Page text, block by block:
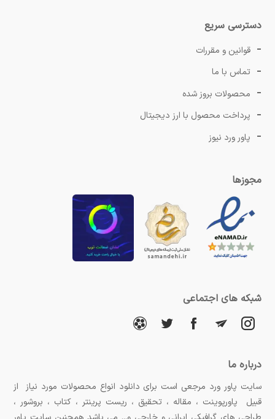
دسترسی سریع
قوانین و مقررات
تماس با ما
محصولات بروز شده
پرداخت محصول با ارز دیجیتال
پاور ورد نیوز
مجوزها
شبکه های اجتماعی
درباره ما
سایت پاور ورد مرجعی است برای دانلود انواع محصولات مورد نیاز از
قبیل پاورپوینت ، مقاله ، تحقیق ، ریست پرینتر ، کتاب ، بروشور ،